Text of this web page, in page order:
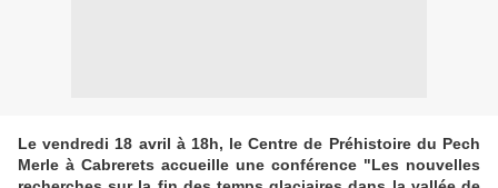
Le vendredi 18 avril à 18h, le Centre de Préhistoire du Pech
Merle à Cabrerets accueille une conférence "Les nouvelles